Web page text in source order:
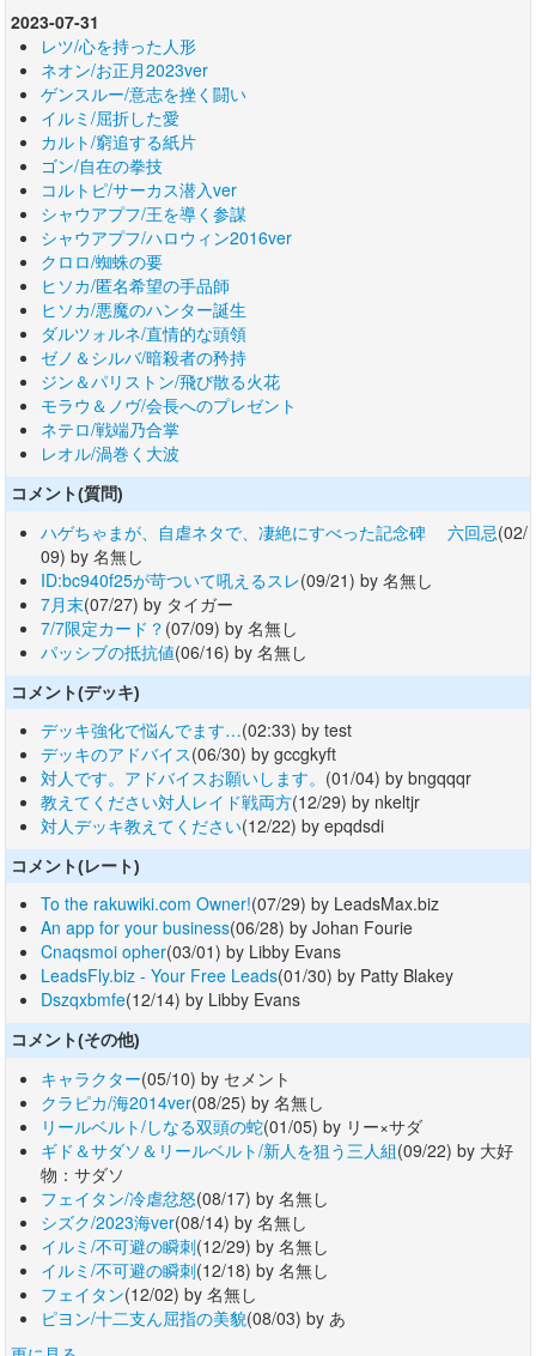
2023-07-31
レツ/心を持った人形
ネオン/お正月2023ver
ゲンスルー/意志を挫く闘い
イルミ/屈折した愛
カルト/窮追する紙片
ゴン/自在の拳技
コルトピ/サーカス潜入ver
シャウアプフ/王を導く参謀
シャウアプフ/ハロウィン2016ver
クロロ/蜘蛛の要
ヒソカ/匿名希望の手品師
ヒソカ/悪魔のハンター誕生
ダルツォルネ/直情的な頭領
ゼノ＆シルバ/暗殺者の矜持
ジン＆パリストン/飛び散る火花
モラウ＆ノヴ/会長へのプレゼント
ネテロ/戦端乃合掌
レオル/渦巻く大波
コメント(質問)
ハゲちゃまが、自虐ネタで、凄絶にすべった記念碑 六回忌(02/
09) by 名無し
ID:bc940f25が苛ついて吼えるスレ(09/21) by 名無し
7月末(07/27) by タイガー
7/7限定カード？ (07/09) by 名無し
パッシブの抵抗値(06/16) by 名無し
コメント(デッキ)
デッキ強化で悩んでます…(02:33) by test
デッキのアドバイス(06/30) by gccgkyft
対人です。アドバイスお願いします。 (01/04) by bngqqqr
教えてください対人レイド戦両方(12/29) by nkeltjr
対人デッキ教えてください(12/22) by epqdsdi
コメント(レート)
To the rakuwiki.com Owner!(07/29) by LeadsMax.biz
An app for your business(06/28) by Johan Fourie
Cnaqsmoi opher(03/01) by Libby Evans
LeadsFly.biz - Your Free Leads(01/30) by Patty Blakey
Dszqxbmfe(12/14) by Libby Evans
コメント(その他)
キャラクター(05/10) by セメント
クラピカ/海2014ver(08/25) by 名無し
リールベルト/しなる双頭の蛇(01/05) by リー×サダ
ギド＆サダソ＆リールベルト/新人を狙う三人組(09/22) by 大好
物：サダソ
フェイタン/冷虐忿怒(08/17) by 名無し
シズク/2023海ver(08/14) by 名無し
イルミ/不可避の瞬刺(12/29) by 名無し
イルミ/不可避の瞬刺(12/18) by 名無し
フェイタン(12/02) by 名無し
ピヨン/十二支ん屈指の美貌(08/03) by あ